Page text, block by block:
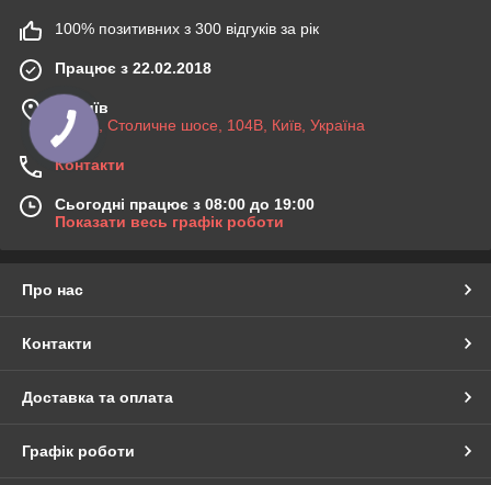
100% позитивних з 300 відгуків за рік
Працює з 22.02.2018
м. Київ
03045, Столичне шосе, 104B, Київ, Україна
Контакти
Сьогодні працює з 08:00 до 19:00
Показати весь графік роботи
Про нас
Контакти
Доставка та оплата
Графік роботи